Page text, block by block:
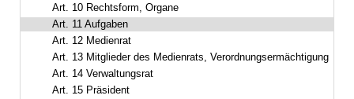
Art. 10 Rechtsform, Organe
Art. 11 Aufgaben
Art. 12 Medienrat
Art. 13 Mitglieder des Medienrats, Verordnungsermächtigung
Art. 14 Verwaltungsrat
Art. 15 Präsident